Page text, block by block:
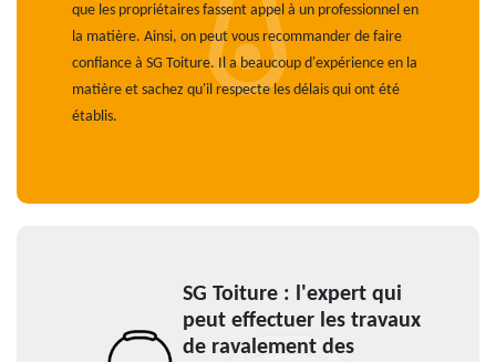
que les propriétaires fassent appel à un professionnel en
la matière. Ainsi, on peut vous recommander de faire
confiance à SG Toiture. Il a beaucoup d'expérience en la
matière et sachez qu'il respecte les délais qui ont été
établis.
SG Toiture : l'expert qui
peut effectuer les travaux
de ravalement des